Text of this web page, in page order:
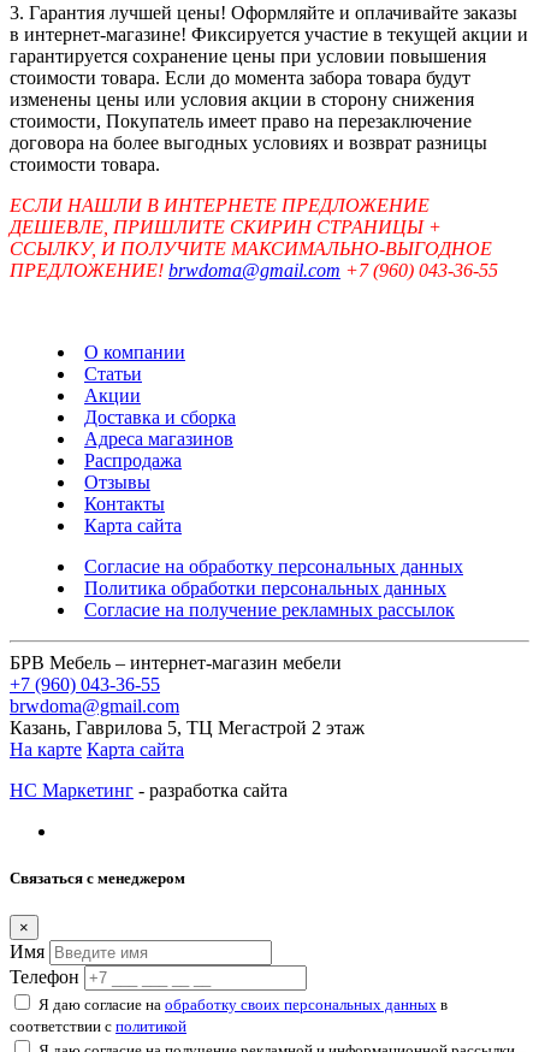
3. Гарантия лучшей цены! Оформляйте и оплачивайте заказы
в интернет-магазине! Фиксируется участие в текущей акции и
гарантируется сохранение цены при условии повышения
стоимости товара. Если до момента забора товара будут
изменены цены или условия акции в сторону снижения
стоимости, Покупатель имеет право на перезаключение
договора на более выгодных условиях и возврат разницы
стоимости товара.
ЕСЛИ НАШЛИ В ИНТЕРНЕТЕ ПРЕДЛОЖЕНИЕ
ДЕШЕВЛЕ, ПРИШЛИТЕ СКИРИН СТРАНИЦЫ +
ССЫЛКУ, И ПОЛУЧИТЕ МАКСИМАЛЬНО-ВЫГОДНОЕ
ПРЕДЛОЖЕНИЕ! brwdoma@gmail.com +7 (960) 043-36-55
О компании
Статьи
Акции
Доставка и сборка
Адреса магазинов
Распродажа
Отзывы
Контакты
Карта сайта
Согласие на обработку персональных данных
Политика обработки персональных данных
Согласие на получение рекламных рассылок
БРВ Мебель – интернет-магазин мебели
+7 (960) 043-36-55
brwdoma@gmail.com
Казань, Гаврилова 5, ТЦ Мегастрой 2 этаж
На карте Карта сайта
НС Маркетинг - разработка сайта
Связаться с менеджером
×
Имя
Телефон
Я даю согласие на обработку своих персональных данных в
соответствии с политикой